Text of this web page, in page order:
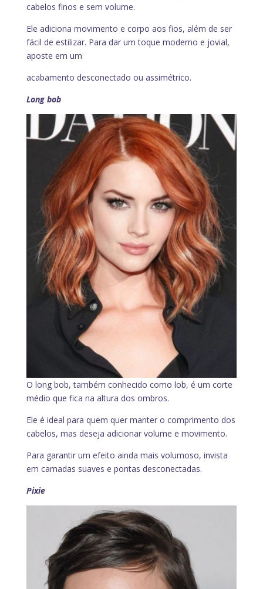
cabelos finos e sem volume.
Ele adiciona movimento e corpo aos fios, além de ser
fácil de estilizar. Para dar um toque moderno e jovial,
aposte em um
acabamento desconectado ou assimétrico.
Long bob
O long bob, também conhecido como lob, é um corte
médio que fica na altura dos ombros.
Ele é ideal para quem quer manter o comprimento dos
cabelos, mas deseja adicionar volume e movimento.
Para garantir um efeito ainda mais volumoso, invista
em camadas suaves e pontas desconectadas.
Pixie